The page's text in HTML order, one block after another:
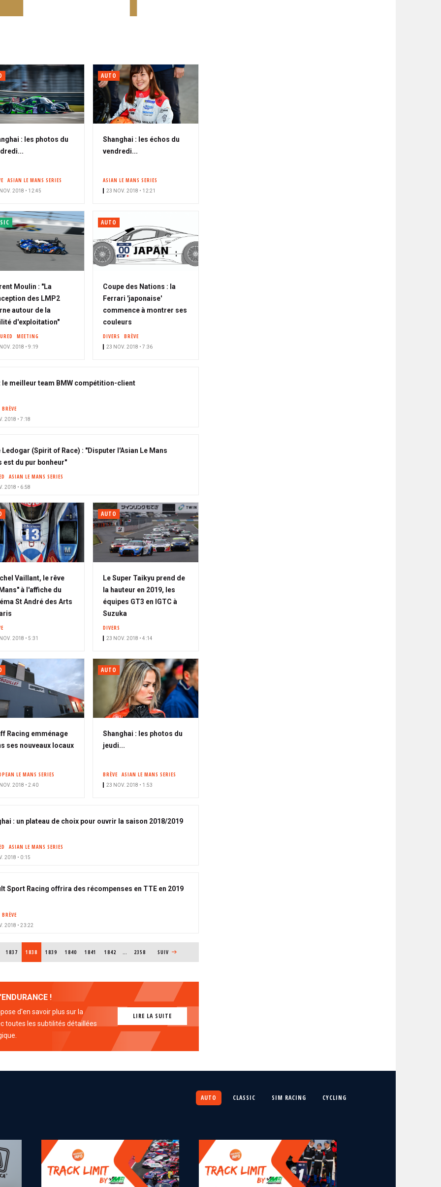
: les photos du
ASIAN LE MANS SERIES
2018 • 12:45
AUTO
Shanghai : les échos du
vendredi...
ASIAN LE MANS SERIES
23 NOV. 2018 • 12:21
Moulin : "La
des LMP2
autour de la
d'exploitation"
MEETING
2018 • 9:19
AUTO
Coupe des Nations : la
Ferrari 'japonaise'
commence à montrer ses
couleurs
DIVERS BRÈVE
23 NOV. 2018 • 7:36
le meilleur team BMW compétition-client
BRÈVE
2018 • 7:18
Ledogar (Spirit of Race) : "Disputer l'Asian Le Mans
est du pur bonheur"
ASIAN LE MANS SERIES
2018 • 6:58
Vaillant, le rêve
à l'affiche du
St André des Arts
2018 • 5:31
AUTO
Le Super Taikyu prend de
la hauteur en 2019, les
équipes GT3 en IGTC à
Suzuka
DIVERS
23 NOV. 2018 • 4:14
Racing emménage
ses nouveaux locaux
LE MANS SERIES
2018 • 2:40
AUTO
Shanghai : les photos du
jeudi...
BRÈVE ASIAN LE MANS SERIES
23 NOV. 2018 • 1:53
: un plateau de choix pour ouvrir la saison 2018/2019
ASIAN LE MANS SERIES
2018 • 0:15
Sport Racing offrira des récompenses en TTE en 2019
BRÈVE
2018 • 23:22
PAGE
1837 PAGE COURANTE
1838 PAGE
1839 PAGE
1840 PAGE
1841 PAGE
1842 … 2358 PAGE SUIVANTE
SUIV
!
d'en savoir plus sur la
toutes les subtilités détaillées
LIRE LA SUITE
AUTO CLASSIC SIM RACING CYCLING